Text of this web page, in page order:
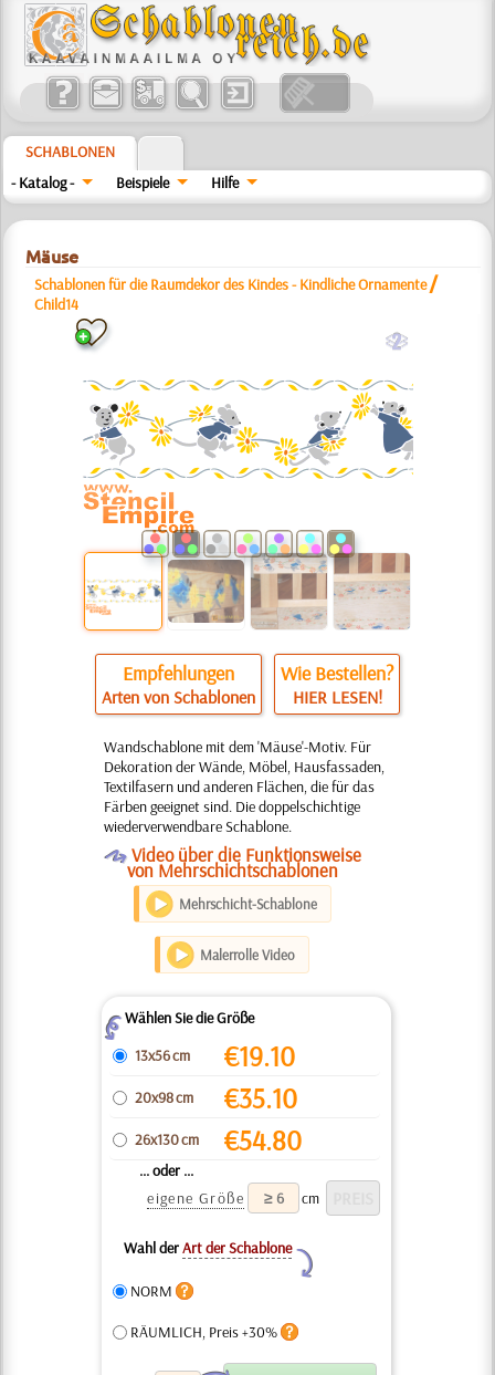
SCHABLONEN
- Katalog -
Beispiele Hilfe
Mäuse
Schablonen für die Raumdekor des Kindes - Kindliche Ornamente /
Child14
b
Empfehlungen
Arten von Schablonen
Wie Bestellen?
HIER LESEN!
Wandschablone mit dem 'Mäuse'-Motiv. Für
Dekoration der Wände, Möbel, Hausfassaden,
Textilfasern und anderen Flächen, die für das
Färben geeignet sind. Die doppelschichtige
wiederverwendbare Schablone.
O Video über die Funktionsweise
von Mehrschichtschablonen
Mehrschicht-Schablone
Malerrolle Video
ZWählen Sie die Größe
13x56 cm
€19.10
20x98 cm €35.10
26x130 cm €54.80
... oder ...
eigene Größe
cm
Wahl derArt der Schablone
Y
NORM
RÄUMLICH, Preis +30%